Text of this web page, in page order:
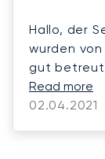
Hallo, der
wurden
gut betreut
Antanas.
Read more
02.04.2021